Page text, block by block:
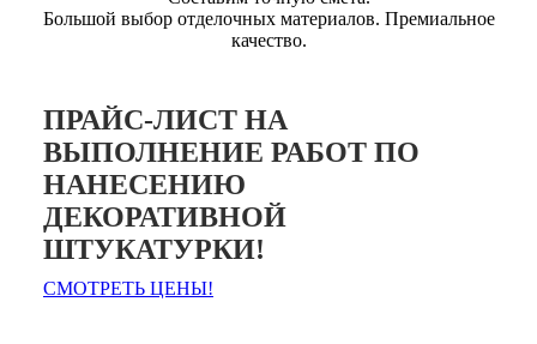
Большой выбор отделочных материалов. Премиальное
качество.
ПРАЙС-ЛИСТ НА
ВЫПОЛНЕНИЕ РАБОТ ПО
НАНЕСЕНИЮ
ДЕКОРАТИВНОЙ
ШТУКАТУРКИ!
СМОТРЕТЬ ЦЕНЫ!